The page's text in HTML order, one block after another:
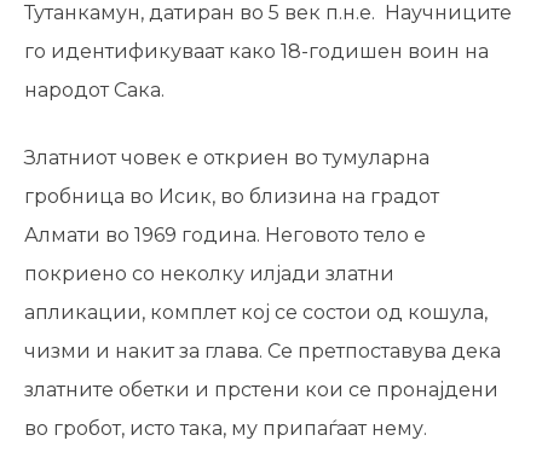
Тутанкамун, датиран во 5 век п.н.е. Научниците
го идентификуваат како 18-годишен воин на
народот Сака.
Златниот човек е откриен во тумуларна
гробница во Исик, во близина на градот
Алмати во 1969 година. Неговото тело е
покриено со неколку илјади златни
апликации, комплет кој се состои од кошула,
чизми и накит за глава. Се претпоставува дека
златните обетки и прстени кои се пронајдени
во гробот, исто така, му припаѓаат нему.